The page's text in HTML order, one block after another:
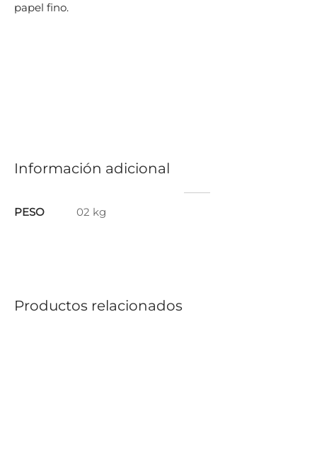
papel fino.
Información adicional
PESO 02 kg
Productos relacionados